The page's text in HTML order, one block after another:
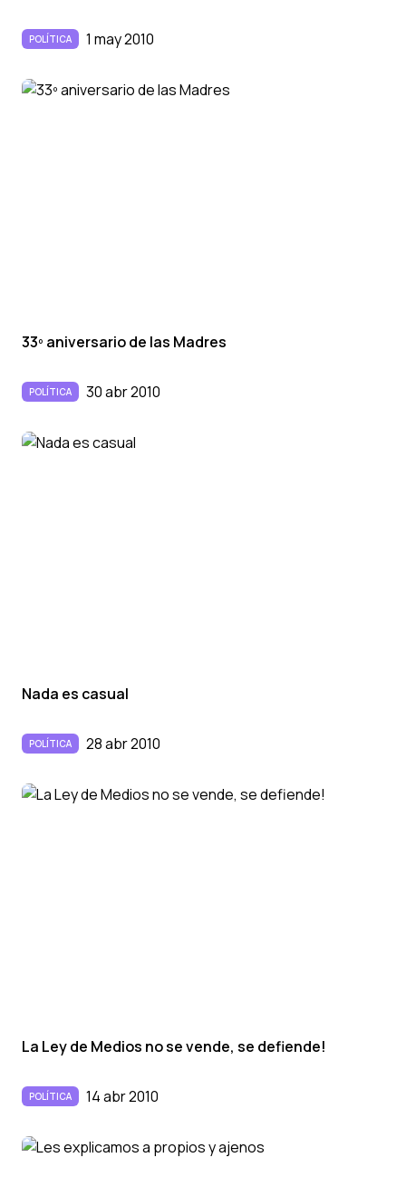
POLÍTICA 1 may 2010
33º aniversario de las Madres
POLÍTICA 30 abr 2010
Nada es casual
POLÍTICA 28 abr 2010
La Ley de Medios no se vende, se defiende!
POLÍTICA 14 abr 2010